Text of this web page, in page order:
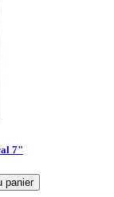
7"
panier